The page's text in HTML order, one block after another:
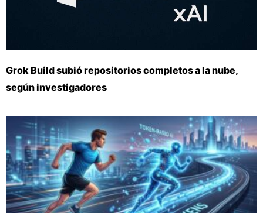
Grok Build subió repositorios completos a la nube,
según investigadores